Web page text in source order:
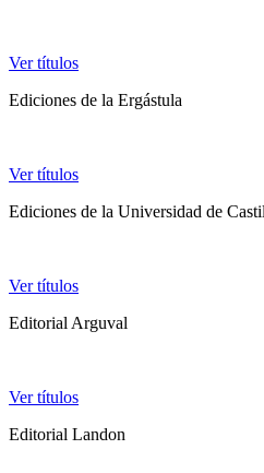
Ver títulos
Ediciones de la Ergástula
Ver títulos
Ediciones de la Universidad de
Ver títulos
Editorial Arguval
Ver títulos
Editorial Landon